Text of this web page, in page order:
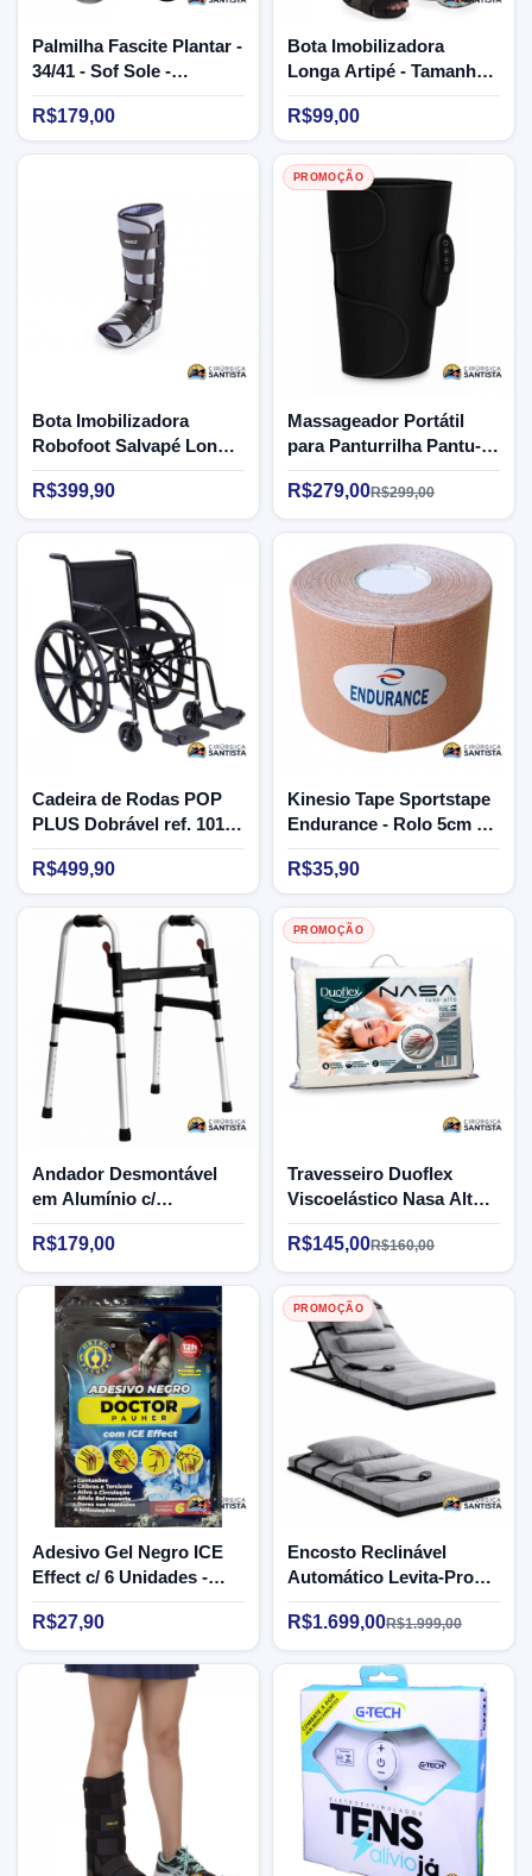
Palmilha Fascite Plantar -
34/41 - Sof Sole -
Feminina - Chantal
R$179,00
Bota Imobilizadora
Longa Artipé - Tamanho
G
R$99,00
Bota Imobilizadora
Robofoot Salvapé Longa
- Tamanho G
R$399,90
PROMOÇÃO
Massageador Portátil
para Panturrilha Pantu-
Massager - Supermedy
R$279,00R$299,00
Cadeira de Rodas POP
PLUS Dobrável ref. 101
CDS - 95kg
R$499,90
Kinesio Tape Sportstape
Endurance - Rolo 5cm x
5m (bege)
R$35,90
Andador Desmontável
em Alumínio c/
Capacidade para 130kg
BC1546 Mercur
R$179,00
PROMOÇÃO
Travesseiro Duoflex
Viscoelástico Nasa Alto
Luxo - 50x70cm - NS1116
R$145,00R$160,00
Adesivo Gel Negro ICE
Effect c/ 6 Unidades -
CM630 - Ortho Pauher
R$27,90
PROMOÇÃO
Encosto Reclinável
Automático Levita-Pro
Ref. LF02 - Bivolt - Ortho
Pauher
R$1.699,00R$1.999,00